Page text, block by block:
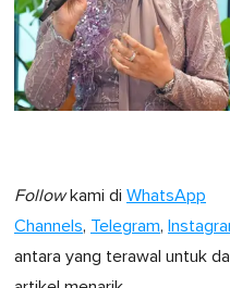
Followkami di WhatsApp
Channels, Telegram,
antara yang terawal untuk